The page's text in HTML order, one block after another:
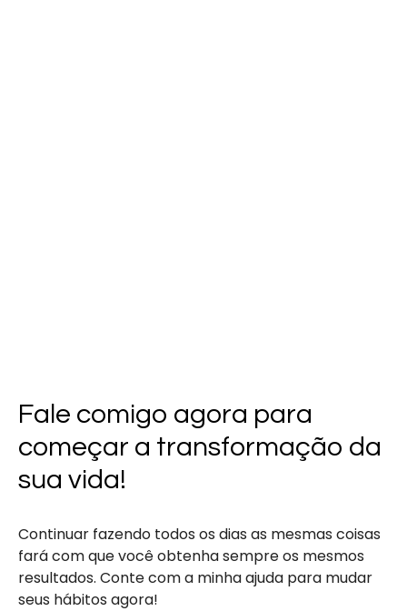
Fale comigo agora para
começar a transformação da
sua vida!
Continuar fazendo todos os dias as mesmas coisas
fará com que você obtenha sempre os mesmos
resultados. Conte com a minha ajuda para mudar
seus hábitos agora!